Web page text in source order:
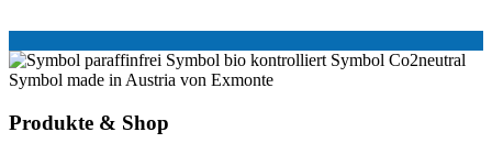
Produkte & Shop